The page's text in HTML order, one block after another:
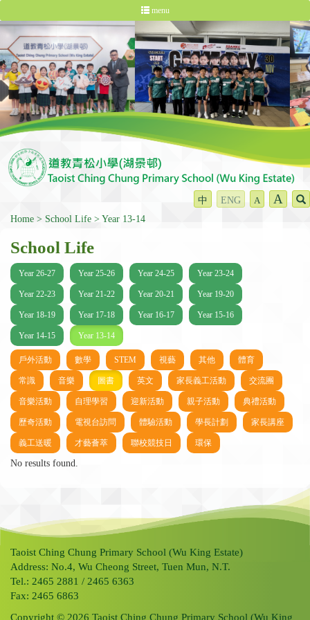
menu
中 ENG A A
Home School Life Year 13-14
School Life
Year 26-27 Year 25-26 Year 24-25 Year 23-24
Year 22-23 Year 21-22 Year 20-21 Year 19-20
Year 18-19 Year 17-18 Year 16-17 Year 15-16
Year 14-15 Year 13-14
戶外活動 數學 STEM 視藝 其他 體育
常識 音樂 圖書 英文 家長義工活動 交流團
音樂活動 自理學習 迎新活動 親子活動 典禮活動
歷奇活動 電視台訪問 體驗活動 學長計劃 家長講座
義工送暖 才藝薈萃 聯校競技日 環保
No results found.
Taoist Ching Chung Primary School (Wu King Estate)
Address: No.4, Wu Cheong Street, Tuen Mun, N.T.
Tel.: 2465 2881 / 2465 6363
Fax: 2465 6863
Copyright © 2026 Taoist Ching Chung Primary School (Wu King